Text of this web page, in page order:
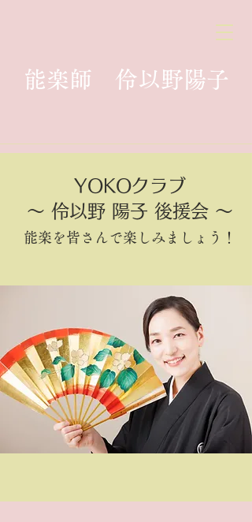
能楽師 伶以野陽子
YOKOクラブ
～ 伶以野 陽子 後援会 ～
能楽を皆さんで楽しみましょう！